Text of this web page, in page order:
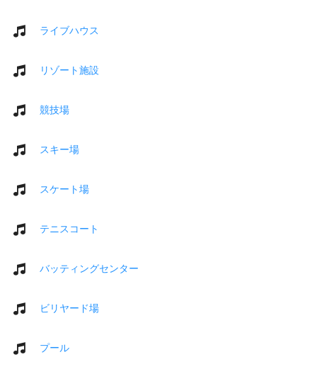
ライブハウス
リゾート施設
競技場
スキー場
スケート場
テニスコート
バッティングセンター
ビリヤード場
プール